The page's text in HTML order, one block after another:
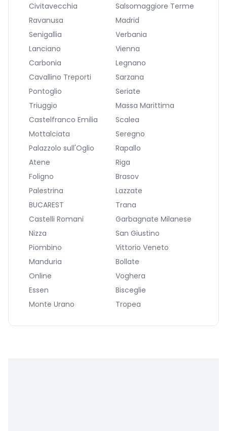
Civitavecchia
Salsomaggiore Terme
Ravanusa
Madrid
Senigallia
Verbania
Lanciano
Vienna
Carbonia
Legnano
Cavallino Treporti
Sarzana
Pontoglio
Seriate
Triuggio
Massa Marittima
Castelfranco Emilia
Scalea
Mottalciata
Seregno
Palazzolo sull'Oglio
Rapallo
Atene
Riga
Foligno
Brasov
Palestrina
Lazzate
BUCAREST
Trana
Castelli Romani
Garbagnate Milanese
Nizza
San Giustino
Piombino
Vittorio Veneto
Manduria
Bollate
Online
Voghera
Essen
Bisceglie
Monte Urano
Tropea